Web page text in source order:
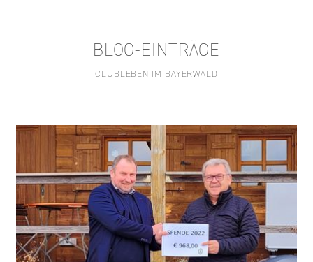
BLOG-EINTRÄGE
CLUBLEBEN IM BAYERWALD